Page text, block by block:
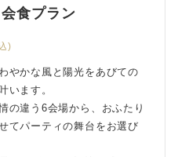
食プラン
)
やかな風と陽光をあびての
います。
の違う6会場から、おふたり
てパーティの舞台をお選び